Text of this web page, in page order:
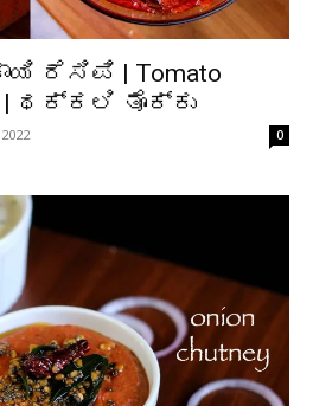
ರೆಸಿಪಿ | Tomato
| ಥಕ್ಕಲಿ ತೊಕ್ಕು
0